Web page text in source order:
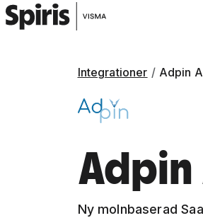
Integrationer Adpin
Adpin
Ny molnbaserad